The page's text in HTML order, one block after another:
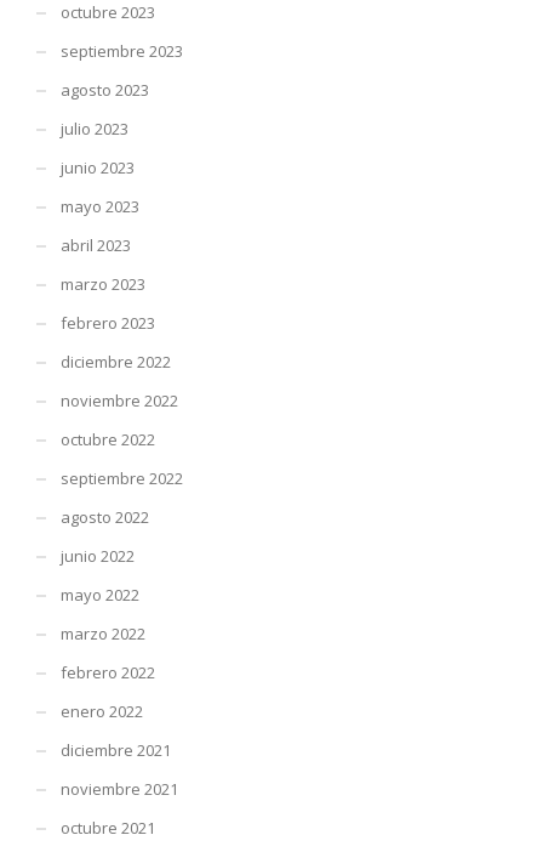
octubre 2023
septiembre 2023
agosto 2023
julio 2023
junio 2023
mayo 2023
abril 2023
marzo 2023
febrero 2023
diciembre 2022
noviembre 2022
octubre 2022
septiembre 2022
agosto 2022
junio 2022
mayo 2022
marzo 2022
febrero 2022
enero 2022
diciembre 2021
noviembre 2021
octubre 2021